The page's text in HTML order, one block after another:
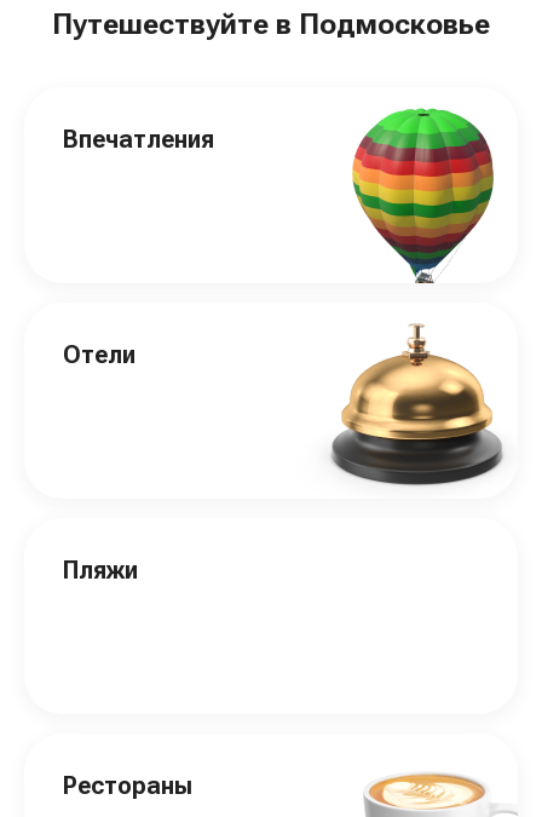
Путешествуйте в Подмосковье
Впечатления
Отели
Пляжи
Рестораны